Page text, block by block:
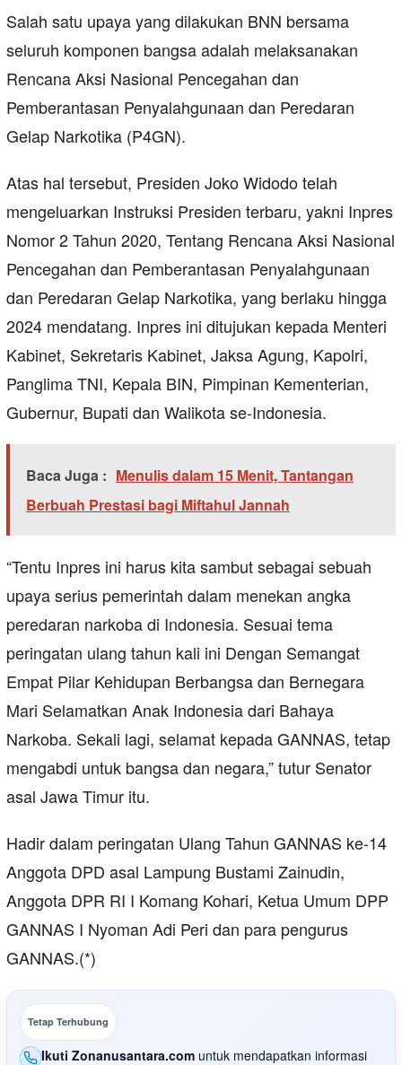
Salah satu upaya yang dilakukan BNN bersama
seluruh komponen bangsa adalah melaksanakan
Rencana Aksi Nasional Pencegahan dan
Pemberantasan Penyalahgunaan dan Peredaran
Gelap Narkotika (P4GN).
Atas hal tersebut, Presiden Joko Widodo telah
mengeluarkan Instruksi Presiden terbaru, yakni Inpres
Nomor 2 Tahun 2020, Tentang Rencana Aksi Nasional
Pencegahan dan Pemberantasan Penyalahgunaan
dan Peredaran Gelap Narkotika, yang berlaku hingga
2024 mendatang. Inpres ini ditujukan kepada Menteri
Kabinet, Sekretaris Kabinet, Jaksa Agung, Kapolri,
Panglima TNI, Kepala BIN, Pimpinan Kementerian,
Gubernur, Bupati dan Walikota se-Indonesia.
Baca Juga : Menulis dalam 15 Menit, Tantangan
Berbuah Prestasi bagi Miftahul Jannah
“Tentu Inpres ini harus kita sambut sebagai sebuah
upaya serius pemerintah dalam menekan angka
peredaran narkoba di Indonesia. Sesuai tema
peringatan ulang tahun kali ini Dengan Semangat
Empat Pilar Kehidupan Berbangsa dan Bernegara
Mari Selamatkan Anak Indonesia dari Bahaya
Narkoba. Sekali lagi, selamat kepada GANNAS, tetap
mengabdi untuk bangsa dan negara,” tutur Senator
asal Jawa Timur itu.
Hadir dalam peringatan Ulang Tahun GANNAS ke-14
Anggota DPD asal Lampung Bustami Zainudin,
Anggota DPR RI I Komang Kohari, Ketua Umum DPP
GANNAS I Nyoman Adi Peri dan para pengurus
GANNAS.(*)
Tetap Terhubung
Ikuti Zonanusantara.com untuk mendapatkan informasi